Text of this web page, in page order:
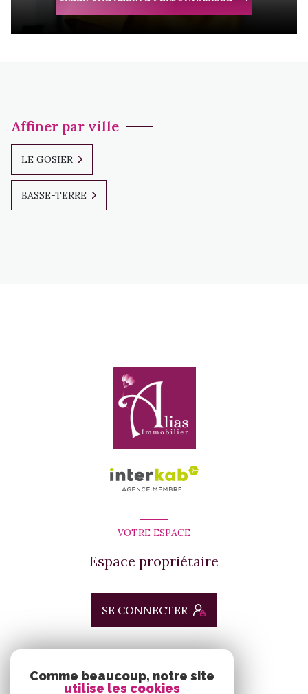
Affiner par ville
LE GOSIER
BASSE-TERRE
VOTRE ESPACE
Espace propriétaire
SE CONNECTER
Comme beaucoup, notre site
utilise les cookies